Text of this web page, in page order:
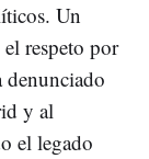
Un
respeto por
denunciado
y al
el legado